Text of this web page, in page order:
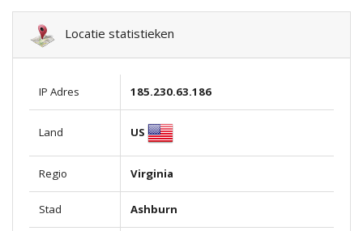
Locatie statistieken
IP Adres 185.230.63.186
Land US
Regio Virginia
Stad Ashburn